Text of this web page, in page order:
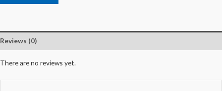
Reviews (0)
There are no reviews yet.